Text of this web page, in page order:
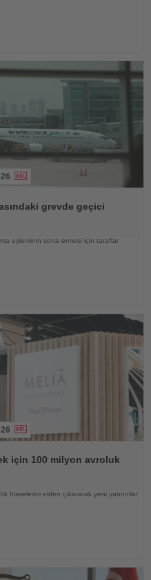
grevde geçici
eyleminin sona ermesi için taraflar
için 100 milyon avroluk
hisselerini elden çıkararak yeni yatırımlar